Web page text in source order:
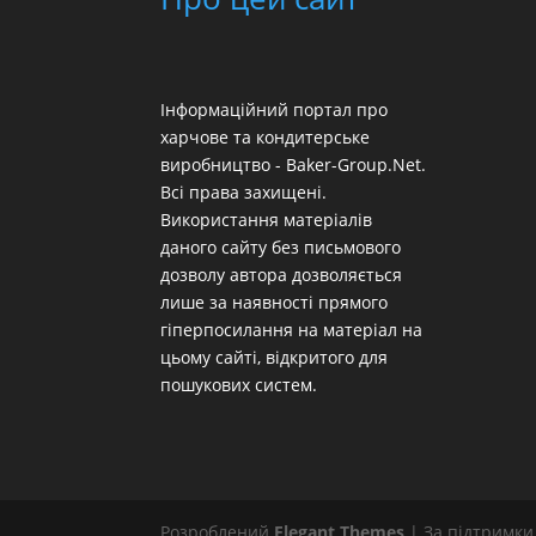
Інформаційний портал про
харчове та кондитерське
виробництво - Baker-Group.Net.
Всі права захищені.
Використання матеріалів
даного сайту без письмового
дозволу автора дозволяється
лише за наявності прямого
гіперпосилання на матеріал на
цьому сайті, відкритого для
пошукових систем.